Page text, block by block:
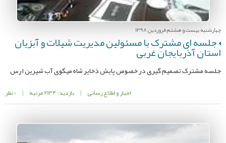
چهارشنبه بیست و هشتم فروردین 1398
جلسه ای مشترک با مسئولین مدیریت شیلات و آبزیان
استان آذربایجان غربی
جلسه مشترک تصمیم گیری در خصوص پایش ذخایر شاه میگوی آب شیرین ارس
اخبار و اطلاع رسانی | بازدید: 2134 مرتبه | 0 نظر